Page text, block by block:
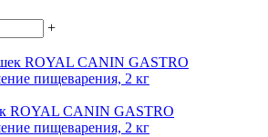
+
ROYAL CANIN GASTRO
пищеварения, 2 кг